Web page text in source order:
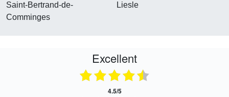
Saint-Bertrand-de-
Comminges
Liesle
Excellent
4.5/5